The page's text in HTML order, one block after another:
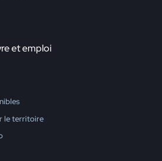
et emploi
le territoire